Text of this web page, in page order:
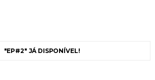
"EP#2" JÁ DISPONÍVEL!